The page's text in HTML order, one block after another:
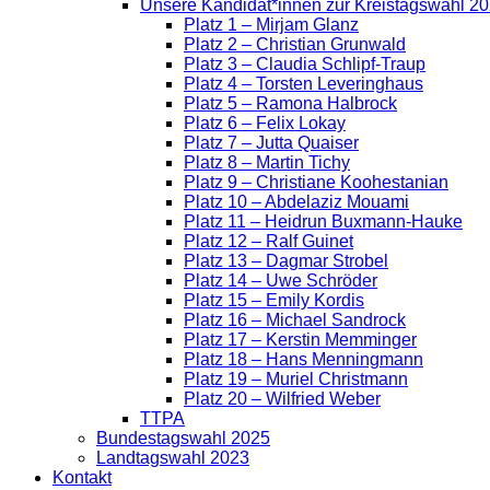
Unsere Kandidat*innen zur Kreistagswahl
Platz 1 – Mirjam Glanz
Platz 2 – Christian Grunwald
Platz 3 – Claudia Schlipf-Traup
Platz 4 – Torsten Leveringhaus
Platz 5 – Ramona Halbrock
Platz 6 – Felix Lokay
Platz 7 – Jutta Quaiser
Platz 8 – Martin Tichy
Platz 9 – Christiane Koohestanian
Platz 10 – Abdelaziz Mouami
Platz 11 – Heidrun Buxmann-Hauke
Platz 12 – Ralf Guinet
Platz 13 – Dagmar Strobel
Platz 14 – Uwe Schröder
Platz 15 – Emily Kordis
Platz 16 – Michael Sandrock
Platz 17 – Kerstin Memminger
Platz 18 – Hans Menningmann
Platz 19 – Muriel Christmann
Platz 20 – Wilfried Weber
TTPA
Bundestagswahl 2025
Landtagswahl 2023
Kontakt